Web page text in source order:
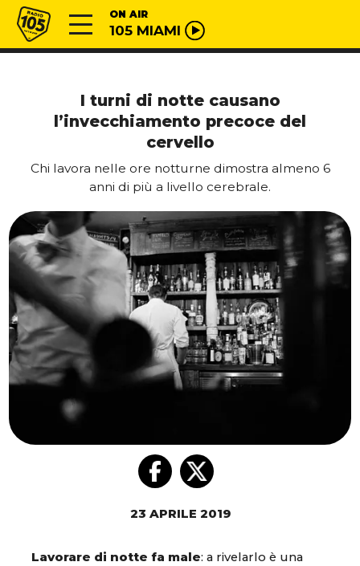
Vai al contenuto
Radio 105 ON AIR
105 MIAMI
I turni di notte causano
l’invecchiamento precoce del
cervello
Chi lavora nelle ore notturne dimostra almeno 6
anni di più a livello cerebrale.
23 APRILE 2019
Lavorare di notte fa male: a rivelarlo è una